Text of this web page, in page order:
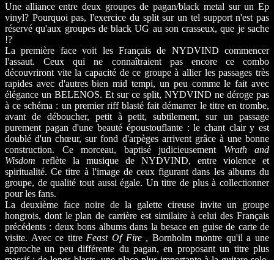
Une alliance entre deux groupes de pagan/black metal sur un Ep
vinyl? Pourquoi pas, l'exercice du split sur un tel support n'est pas
réservé qu'aux groupes de black UG au son crasseux, que je sache
!?
La première face voit les Français de NYDVIND commencer
l'assaut. Ceux qui ne connaîtraient pas encore ce combo
découvriront vite la capacité de ce groupe à allier les passages très
rapides avec d'autres bien mid tempi, un peu comme le fait avec
élégance un BELENOS. Et sur ce split, NYDVIND ne déroge pas
à ce schéma : un premier riff blasté fait démarrer le titre en trombe,
avant de déboucher, petit à petit, subtilement, sur un passage
purement pagan d'une beauté époustouflante : le chant clair y est
doublé d'un chœur, sur fond d'arpèges arrivent grâce à une bonne
construction. Ce morceau, baptisé judicieusement Wrath and
Wisdom reflète la musique de NYDVIND, entre violence et
spiritualité. Ce titre à l'image de ceux figurant dans les albums du
groupe, de qualité tout aussi égale. Un titre de plus à collectionner
pour les fans.
La deuxième face noire de la galette cireuse invite un groupe
hongrois, dont le plan de carrière est similaire à celui des Français
précédents : deux bons albums dans la besace en guise de carte de
visite. Avec ce titre Feast Of Fire, Bornholm montre qu'il a une
approche un peu différente du pagan, en proposant un titre plus